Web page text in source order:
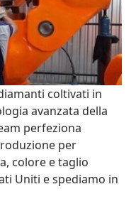
coltivati in
avanzata della
perfeziona
per
colore e taglio
Uniti e spediamo in